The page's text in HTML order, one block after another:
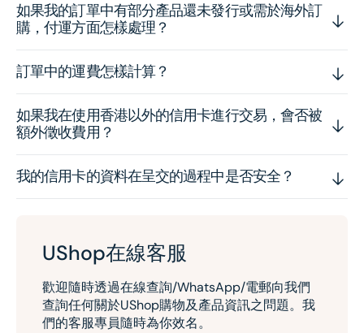
如果我的訂單中有部分產品還未發行或需於海外訂
購，付運方面怎樣處理？
訂單中的運費怎樣計算？
如果我在使用香港以外的信用卡進行交易，會否被
額外徵收費用？
我的信用卡的資料在呈交的過程中是否安全？
UShop在線客服
歡迎隨時透過在線查詢/WhatsApp/電郵向我們
查詢任何關於UShop購物及產品資訊之問題。我
們的客服專員隨時為你效名。